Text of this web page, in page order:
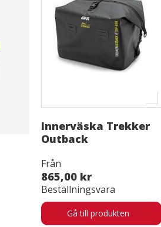
Innerväska Trekker
Outback
Från
865,00 kr
Beställningsvara
Gå till produkten